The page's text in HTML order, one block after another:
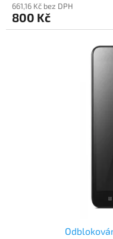
661,16 Kč bez DPH
800 Kč